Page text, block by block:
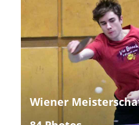
Wiener